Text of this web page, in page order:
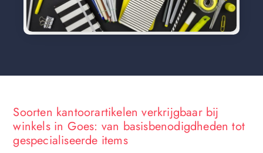
Soorten kantoorartikelen verkrijgbaar bij
winkels in Goes: van basisbenodigdheden tot
gespecialiseerde items